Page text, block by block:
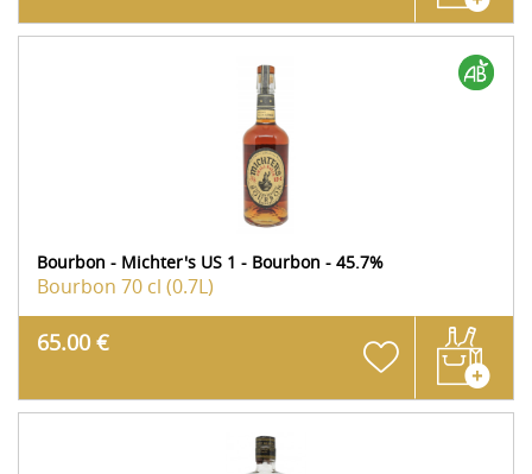
Bourbon - Michter's US 1 - Bourbon - 45.7%
Bourbon 70 cl (0.7L)
65.00 €